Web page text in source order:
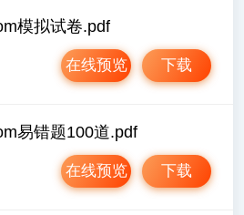
模拟试卷.pdf
下载
在线预览
易错题100道.pdf
下载
在线预览